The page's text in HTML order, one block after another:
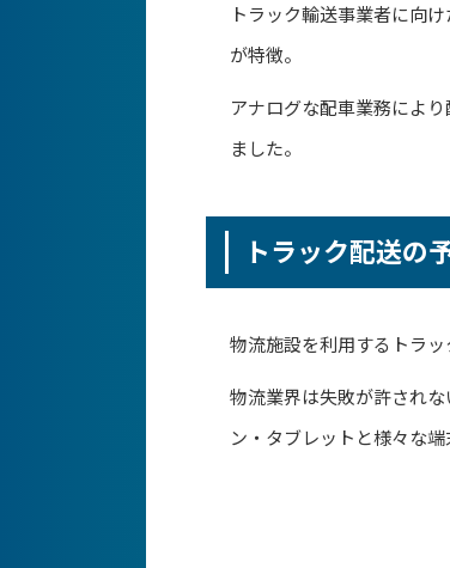
トラック輸送事業者に向
が特徴。
アナログな配車業務によ
ました。
トラック配送の
物流施設を利用するトラ
物流業界は失敗が許され
ン・タブレットと様々な